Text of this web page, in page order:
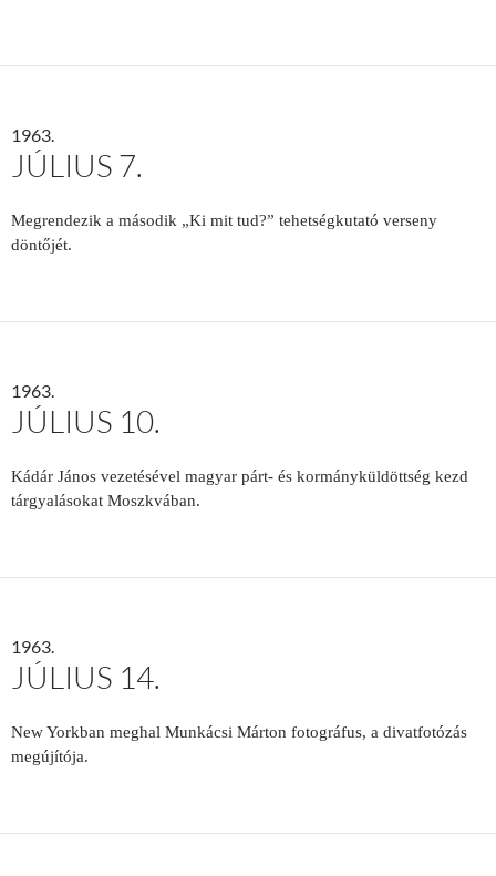
1963.
JÚLIUS 7.
Megrendezik a második „Ki mit tud?” tehetségkutató verseny
döntőjét.
1963.
JÚLIUS 10.
Kádár János vezetésével magyar párt- és kormányküldöttség kezd
tárgyalásokat Moszkvában.
1963.
JÚLIUS 14.
New Yorkban meghal Munkácsi Márton fotográfus, a divatfotózás
megújítója.